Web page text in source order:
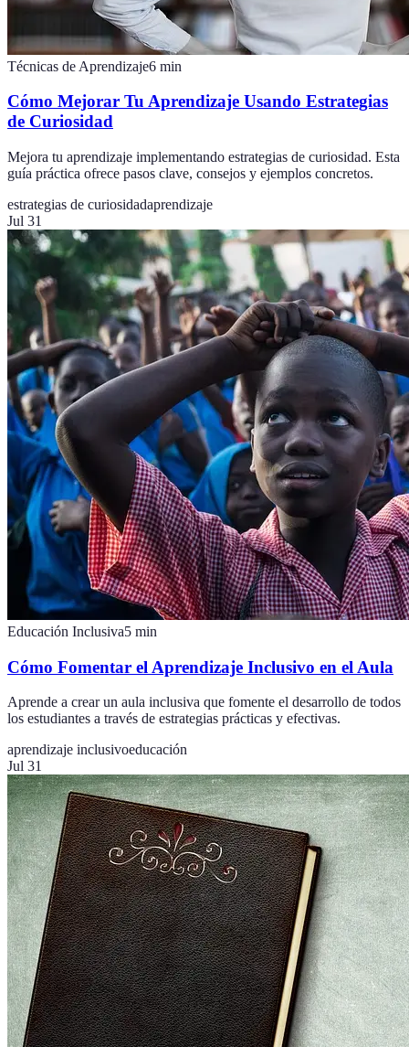
Técnicas de Aprendizaje6 min
Cómo Mejorar Tu Aprendizaje Usando Estrategias
de Curiosidad
Mejora tu aprendizaje implementando estrategias de curiosidad. Esta
guía práctica ofrece pasos clave, consejos y ejemplos concretos.
estrategias de curiosidadaprendizaje
Jul 31
Educación Inclusiva5 min
Cómo Fomentar el Aprendizaje Inclusivo en el Aula
Aprende a crear un aula inclusiva que fomente el desarrollo de todos
los estudiantes a través de estrategias prácticas y efectivas.
aprendizaje inclusivoeducación
Jul 31